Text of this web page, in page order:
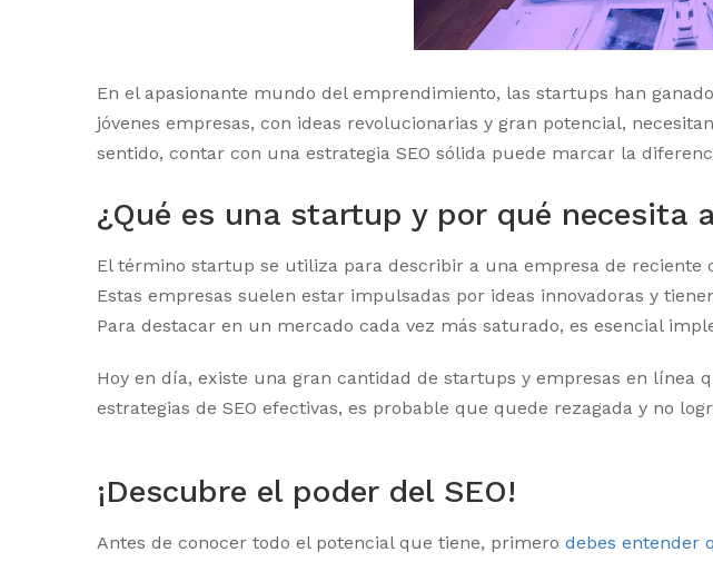
En el apasionante mundo del emprendimiento, las startups han
jóvenes empresas, con ideas revolucionarias y gran potencial,
sentido, contar con una estrategia SEO sólida puede marcar la
¿Qué es una startup y por qué necesita
El término startup se utiliza para describir a una empresa de
Estas empresas suelen estar impulsadas por ideas innovadoras y
Para destacar en un mercado cada vez más saturado, es esencial
Hoy en día, existe una gran cantidad de startups y empresas en
estrategias de SEO efectivas, es probable que quede rezagada y no
¡Descubre el poder del SEO!
Antes de conocer todo el potencial que tiene, primero debes entender